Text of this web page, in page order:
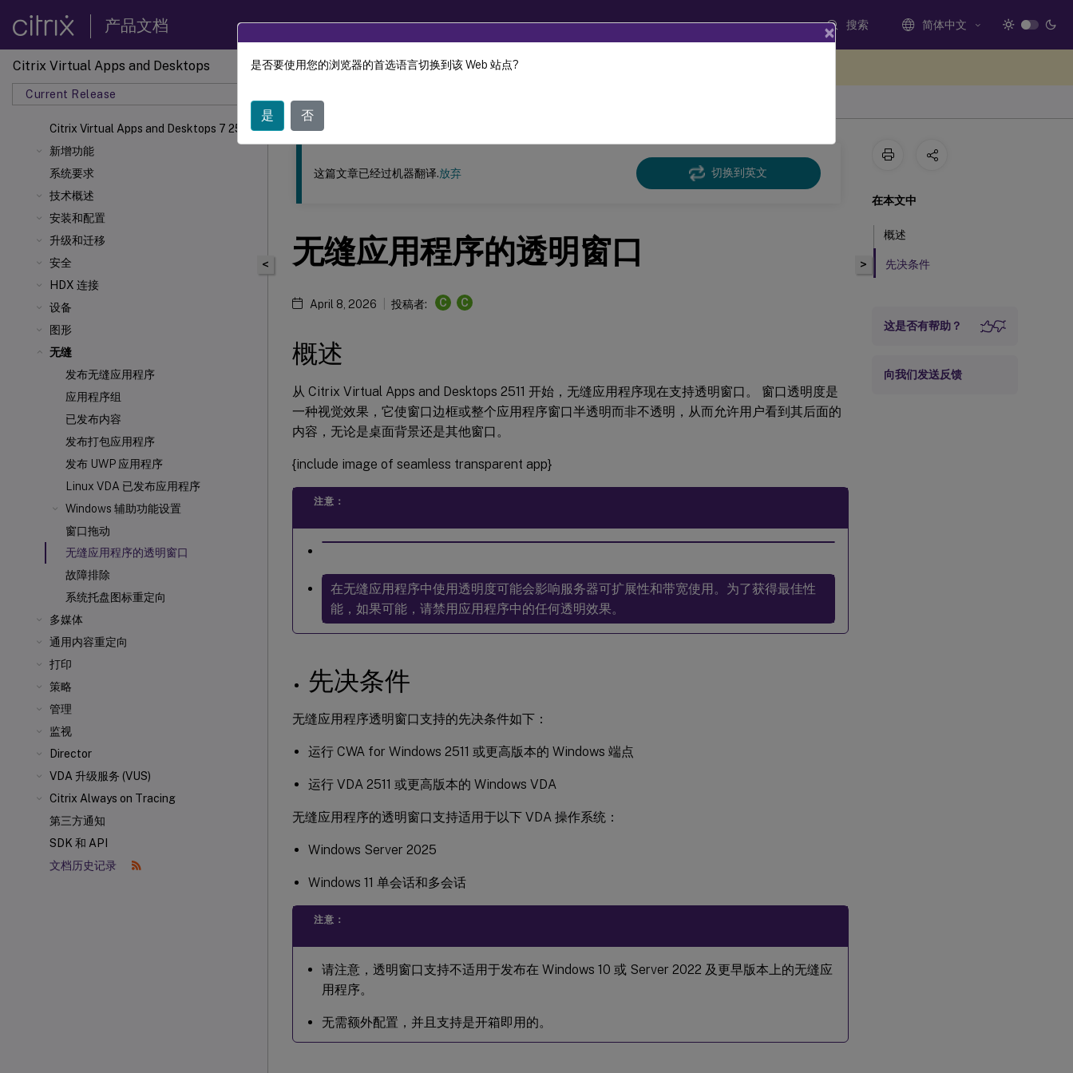
产品文档 搜索 简体中文
Citrix Virtual Apps and Desktops
Current Release
Citrix Virtual Apps and Desktops 7 2511
新增功能
系统要求
技术概述
安装和配置
升级和迁移
安全
HDX 连接
设备
图形
无缝
发布无缝应用程序
应用程序组
已发布内容
发布打包应用程序
发布 UWP 应用程序
Linux VDA 已发布应用程序
Windows 辅助功能设置
窗口拖动
无缝应用程序的透明窗口
故障排除
系统托盘图标重定向
多媒体
通用内容重定向
打印
策略
管理
监视
Director
VDA 升级服务 (VUS)
Citrix Always on Tracing
第三方通知
SDK 和 API
文档历史记录
此内容已经过机器动态翻译。
<
这篇文章已经过机器翻译.放弃 切换到英文
无缝应用程序的透明窗口
April 8, 2026 投稿者: C C
概述
从 Citrix Virtual Apps and Desktops 2511 开始，无缝应用程序现在支持透明窗口。 窗口透明度是
一种视觉效果，它使窗口边框或整个应用程序窗口半透明而非不透明，从而允许用户看到其后面的
内容，无论是桌面背景还是其他窗口。
{include image of seamless transparent app}
注意：
在无缝应用程序中使用透明度可能会影响服务器可扩展性和带宽使用。为了获得最佳性
能，如果可能，请禁用应用程序中的任何透明效果。
先决条件
无缝应用程序透明窗口支持的先决条件如下：
运行 CWA for Windows 2511 或更高版本的 Windows 端点
运行 VDA 2511 或更高版本的 Windows VDA
无缝应用程序的透明窗口支持适用于以下 VDA 操作系统：
Windows Server 2025
Windows 11 单会话和多会话
注意：
请注意，透明窗口支持不适用于发布在 Windows 10 或 Server 2022 及更早版本上的无缝应
用程序。
无需额外配置，并且支持是开箱即用的。
>
在本文中
概述
先决条件
这是否有帮助？
向我们发送反馈
×
是否要使用您的浏览器的首选语言切换到该 Web 站点?
是 否